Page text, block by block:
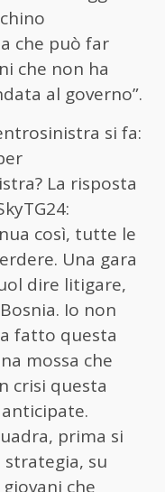
che può far
che non ha
al governo”.
si fa:
La risposta
così, tutte le
Una gara
dire litigare,
Io non
fatto questa
mossa che
crisi questa
prima si
su
che